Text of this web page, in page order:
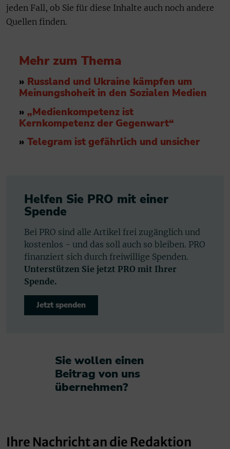
jeden Fall, ob Sie für diese Inhalte auch noch andere
Quellen finden.
Mehr zum Thema
» Russland und Ukraine kämpfen um
Meinungshoheit in den Sozialen Medien
» „Medienkompetenz ist
Kernkompetenz der Gegenwart“
» Telegram ist gefährlich und unsicher
Helfen Sie PRO mit einer
Spende
Bei PRO sind alle Artikel frei zugänglich und
kostenlos - und das soll auch so bleiben. PRO
finanziert sich durch freiwillige Spenden.
Unterstützen Sie jetzt PRO mit Ihrer
Spende.
Jetzt spenden
Sie wollen einen
Beitrag von uns
übernehmen?​
Ihre Nachricht an die Redaktion